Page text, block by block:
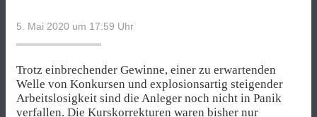
5. Mai 2020 um 17:59 Uhr
Trotz einbrechender Gewinne, einer zu erwartenden
Welle von Konkursen und explosionsartig steigender
Arbeitslosigkeit sind die Anleger noch nicht in Panik
verfallen. Die Kurskorrekturen waren bisher nur